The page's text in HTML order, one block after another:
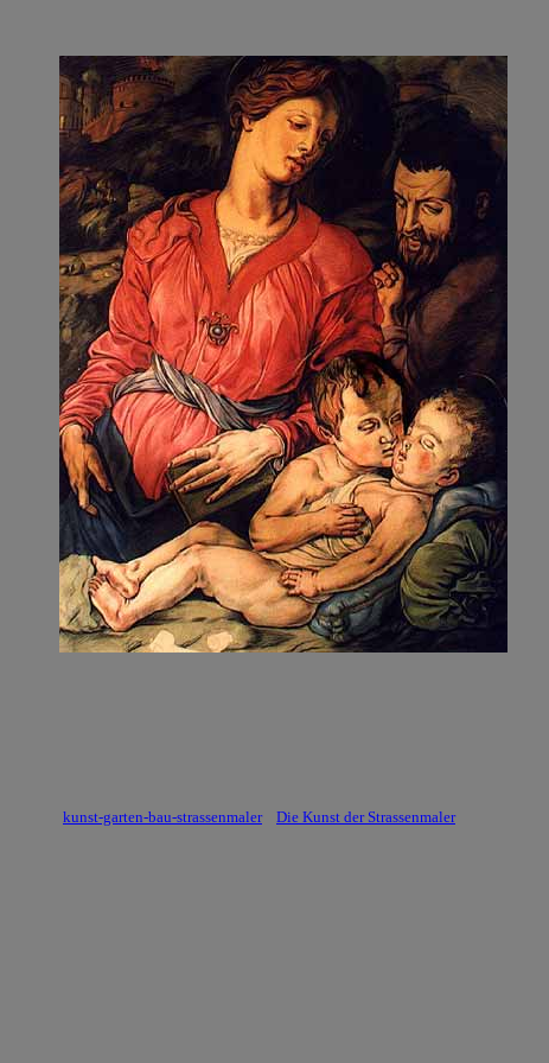
kunst-garten-bau-strassenmaler Die Kunst der Strassenmaler